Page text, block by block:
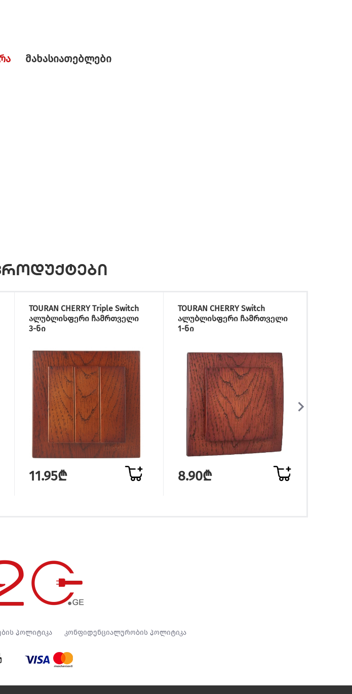
მახასიათებლები
TOURAN CHERRY Triple Switch
ალუბლისფერი ჩამრთველი
3-ნი
11.95₾
TOURAN CHERRY Switch
ალუბლისფერი ჩამრთველი
1-ნი
8.90₾
პოლიტიკა კონფიდენციალურობის პოლიტიკა